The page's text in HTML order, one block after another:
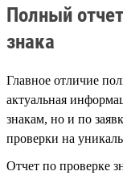
Полный
знака
Главное отличие
актуальная
знакам, но и по
проверки на
Отчет по проверке